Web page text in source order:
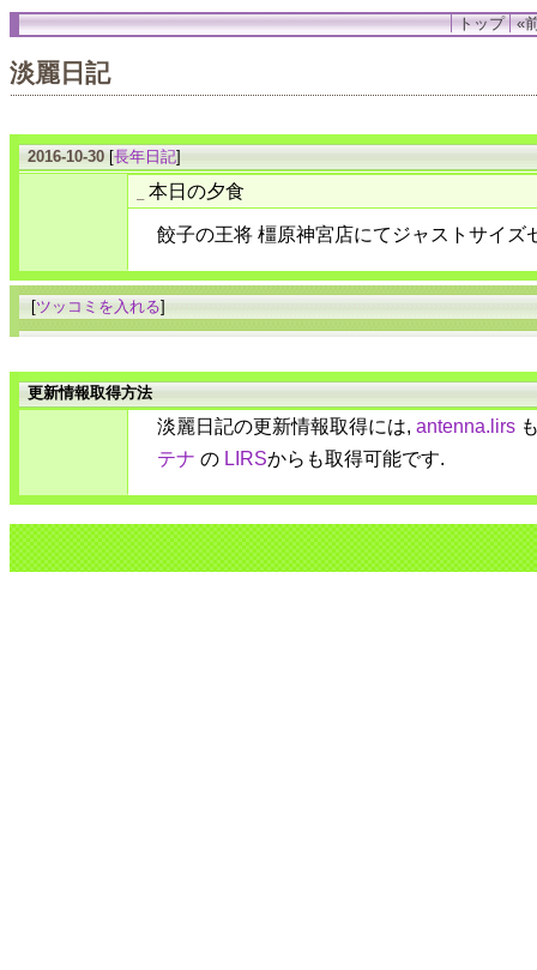
トップ «
淡麗日記
2016-10-30 [長年日記]
本日の夕食
餃子の王将 橿原神宮店にてジャストサイズ
[ツッコミを入れる]
更新情報取得方法
淡麗日記の更新情報取得には, antenna.lirs
テナ の LIRSからも取得可能です.